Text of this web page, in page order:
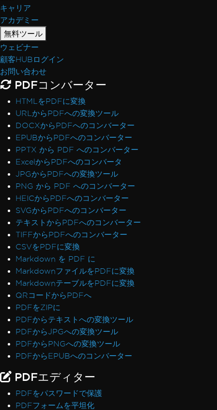
キャリア
アカデミー
無料ツール
ウェビナー
顧客HUBログイン
お問い合わせ
PDFコンバーター
HTMLをPDFに変換
URLからPDFへの変換ツール
DOCXからPDFへのコンバーター
EPUBからPDFへのコンバーター
PPTX から PDF へのコンバーター
ExcelからPDFへのコンバータ
JPGからPDFへの変換ツール
PNG から PDF へのコンバーター
HEICからPDFへのコンバーター
SVGからPDFへのコンバーター
テキストからPDFへのコンバーター
TIFFからPDFへのコンバーター
CSVをPDFに変換
Markdown を PDF に
MarkdownファイルをPDFに変換
MarkdownテーブルをPDFに変換
QRコードからPDFへ
PDFをZIPに
PDFからテキストへの変換ツール
PDFからJPGへの変換ツール
PDFからPNGへの変換ツール
PDFからEPUBへのコンバーター
PDFエディター
PDFをパスワードで保護
PDFフォームを平坦化